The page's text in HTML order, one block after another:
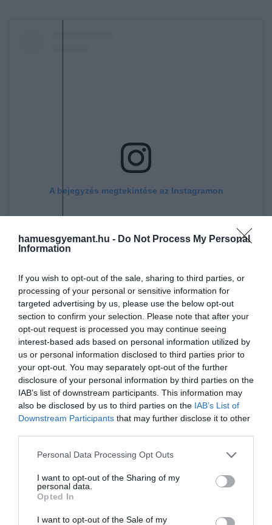
hamuesgyemant.hu - Do Not Process My Personal
Information
If you wish to opt-out of the sale, sharing to third parties, or
processing of your personal or sensitive information for
targeted advertising by us, please use the below opt-out
section to confirm your selection. Please note that after your
opt-out request is processed you may continue seeing
interest-based ads based on personal information utilized by
us or personal information disclosed to third parties prior to
your opt-out. You may separately opt-out of the further
disclosure of your personal information by third parties on the
IAB’s list of downstream participants. This information may
also be disclosed by us to third parties on the IAB’s List of
Downstream Participants that may further disclose it to other
Please note that this website/app uses one or more Google
not limited to your visit or usage behaviour. You may click to
grant or deny consent to Google and its third-party tags to
use your data for below specified purposes in below Google
consent section.
Personal Data Processing Opt Outs
I want to opt-out of the Sharing of my
personal data.
Opted In
I want to opt-out of the Sale of my
A bejegyzés megtekintése az Instagramon
BYD Global (@byd_global) által megosztott bejegyzés
Ezt is olvasd el!
301 km hatótávot kínál BYD szuperolcsó
négy kerék nyomatékának független vezérlése
gondoskodik, amely századmásodperces